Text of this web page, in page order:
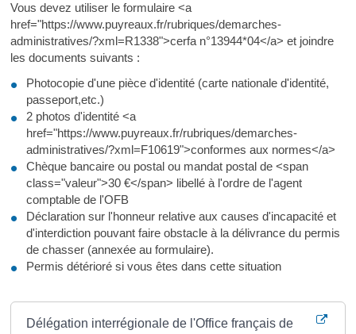
Vous devez utiliser le formulaire <a
href="https://www.puyreaux.fr/rubriques/demarches-
administratives/?xml=R1338">cerfa n°13944*04</a> et joindre
les documents suivants :
Photocopie d'une pièce d'identité (carte nationale d'identité,
passeport,etc.)
2 photos d'identité <a
href="https://www.puyreaux.fr/rubriques/demarches-
administratives/?xml=F10619">conformes aux normes</a>
Chèque bancaire ou postal ou mandat postal de <span
class="valeur">30 €</span> libellé à l'ordre de l'agent
comptable de l'OFB
Déclaration sur l'honneur relative aux causes d'incapacité et
d'interdiction pouvant faire obstacle à la délivrance du permis
de chasser (annexée au formulaire).
Permis détérioré si vous êtes dans cette situation
Délégation interrégionale de l'Office français de